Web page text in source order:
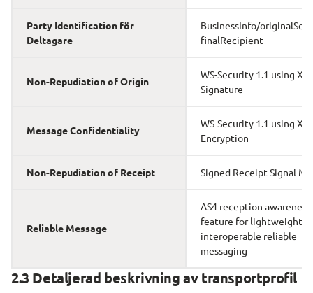
Party Identification för
Deltagare
BusinessInfo/
finalRecipient
Non-Repudiation of Origin
WS-Security 1.1 using
Signature
Message Confidentiality
WS-Security 1.1 using
Encryption
Non-Repudiation of Receipt Signed Receipt Signal
Reliable Message
AS4 reception awareness
feature for lightweight,
interoperable reliable
messaging
2.3 Detaljerad beskrivning av transportprofil